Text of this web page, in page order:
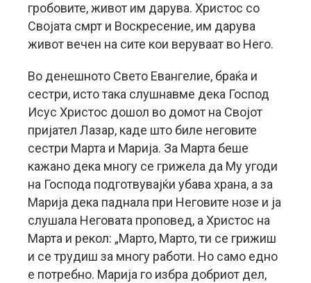
гробовите, живот им дарува. Христос со
Својата смрт и Воскресение, им дарува
живот вечен на сите кои веруваат во Него.
Во денешното Свето Евангелие, браќа и
сестри, исто така слушнавме дека Господ
Исус Христос дошол во домот на Својот
пријател Лазар, каде што биле неговите
сестри Марта и Марија. За Марта беше
кажано дека многу се грижела да Му угоди
на Господа подготвувајќи убава храна, а за
Марија дека паднала при Неговите нозе и ја
слушала Неговата проповед, а Христос на
Марта и рекол: „Марто, Марто, ти се грижиш
и се трудиш за многу работи. Но само едно
е потребно. Марија го избра добриот дел,